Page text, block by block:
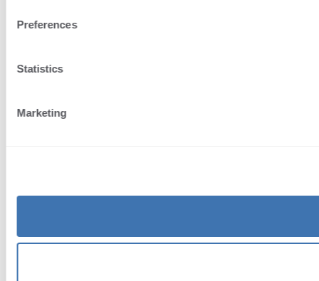
Preferences
Statistics
Marketing